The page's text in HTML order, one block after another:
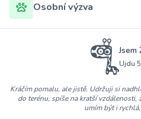
Osobní výzva
Jsem
Ujdu
Kráčím pomalu, ale jistě. Udržuji si
do terénu, spíše na kratší vzdálenosti,
umím být i